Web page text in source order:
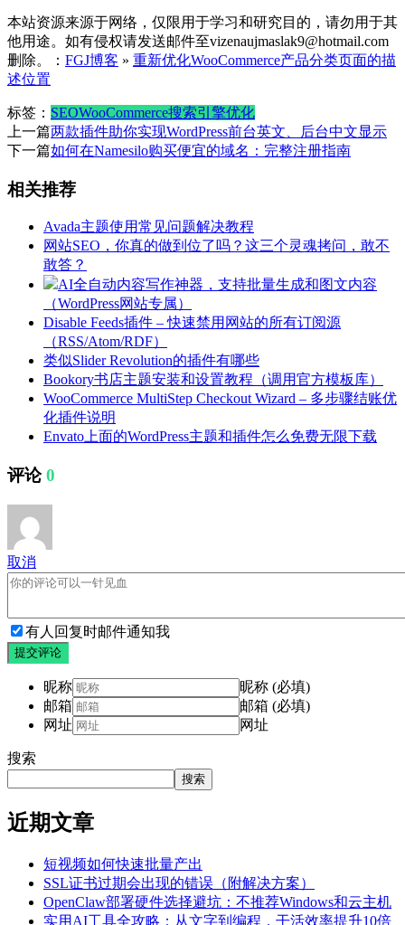
本站资源来源于网络，仅限用于学习和研究目的，请勿用于其
他用途。如有侵权请发送邮件至vizenaujmaslak9@hotmail.com
删除。： FGJ博客 » 重新优化WooCommerce产品分类页面的描
述位置
标签： SEOWooCommerce搜索引擎优化
上一篇两款插件助你实现WordPress前台英文、后台中文显示
下一篇如何在Namesilo购买便宜的域名：完整注册指南
相关推荐
Avada主题使用常见问题解决教程
网站SEO，你真的做到位了吗？这三个灵魂拷问，敢不
敢答？
AI全自动内容写作神器，支持批量生成和图文内容
（WordPress网站专属）
Disable Feeds插件 – 快速禁用网站的所有订阅源
（RSS/Atom/RDF）
类似Slider Revolution的插件有哪些
Bookory书店主题安装和设置教程（调用官方模板库）
WooCommerce MultiStep Checkout Wizard – 多步骤结账优
化插件说明
Envato上面的WordPress主题和插件怎么免费无限下载
评论0
取消
有人回复时邮件通知我
提交评论
昵称
昵称 (必填)
邮箱
邮箱 (必填)
网址
网址
搜索
搜索
近期文章
短视频如何快速批量产出
SSL证书过期会出现的错误（附解决方案）
OpenClaw部署硬件选择避坑：不推荐Windows和云主机
实用AI工具全攻略：从文字到编程，干活效率提升10倍